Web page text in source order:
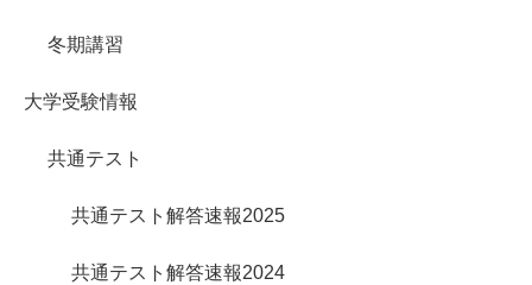
冬期講習
大学受験情報
共通テスト
共通テスト解答速報2025
共通テスト解答速報2024